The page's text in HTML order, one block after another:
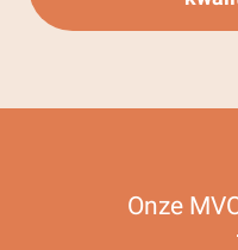
Onze